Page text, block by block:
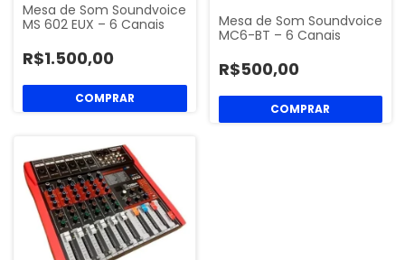
Mesa de Som Soundvoice
MS 602 EUX – 6 Canais
R$1.500,00
Mesa de Som Soundvoice
MC6-BT – 6 Canais
R$500,00